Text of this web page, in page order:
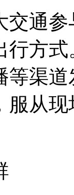
通参
方
等渠
服从